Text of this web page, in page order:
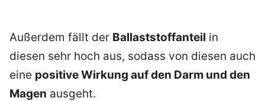
Außerdem fällt der Ballaststoffanteil in
diesen sehr hoch aus, sodass von diesen auch
eine positive Wirkung auf den Darm und den
Magen ausgeht.